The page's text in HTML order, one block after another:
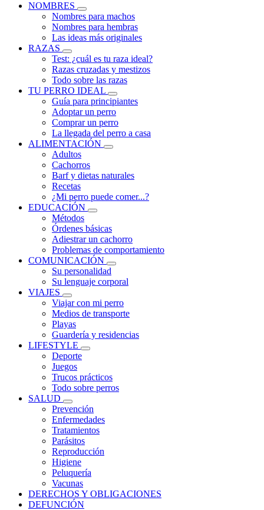
NOMBRES
Nombres para machos
Nombres para hembras
Las ideas más originales
RAZAS
Test: ¿cuál es tu raza ideal?
Razas cruzadas y mestizos
Todo sobre las razas
TU PERRO IDEAL
Guía para principiantes
Adoptar un perro
Comprar un perro
La llegada del perro a casa
ALIMENTACIÓN
Adultos
Cachorros
Barf y dietas naturales
Recetas
¿Mi perro puede comer...?
EDUCACIÓN
Métodos
Órdenes básicas
Adiestrar un cachorro
Problemas de comportamiento
COMUNICACIÓN
Su personalidad
Su lenguaje corporal
VIAJES
Viajar con mi perro
Medios de transporte
Playas
Guardería y residencias
LIFESTYLE
Deporte
Juegos
Trucos prácticos
Todo sobre perros
SALUD
Prevención
Enfermedades
Tratamientos
Parásitos
Reproducción
Higiene
Peluquería
Vacunas
DERECHOS Y OBLIGACIONES
DEFUNCIÓN